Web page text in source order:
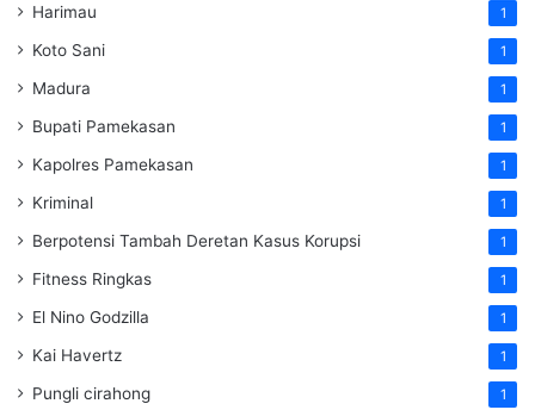
Harimau 1
Koto Sani 1
Madura 1
Bupati Pamekasan 1
Kapolres Pamekasan 1
Kriminal 1
Berpotensi Tambah Deretan Kasus Korupsi 1
Fitness Ringkas 1
El Nino Godzilla 1
Kai Havertz 1
Pungli cirahong 1